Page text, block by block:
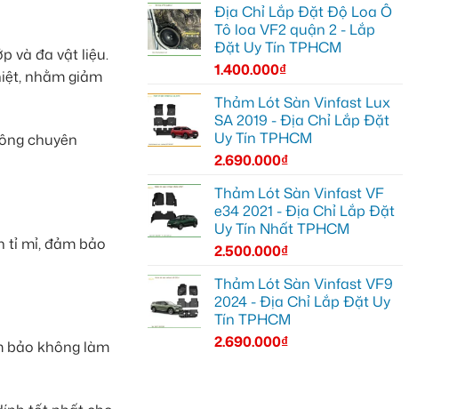
và đa vật liệu.
nhằm giảm
chuyên
tỉ mỉ, đảm bảo
bảo không làm
Địa Chỉ Lắp Đặt Độ Loa Ô
Tô loa VF2 quận 2 - Lắp
Đặt Uy Tín TPHCM
1.400.000₫
Thảm Lót Sàn Vinfast Lux
SA 2019 - Địa Chỉ Lắp Đặt
Uy Tín TPHCM
2.690.000₫
Thảm Lót Sàn Vinfast VF
e34 2021 - Địa Chỉ Lắp Đặt
Uy Tín Nhất TPHCM
2.500.000₫
Thảm Lót Sàn Vinfast VF9
2024 - Địa Chỉ Lắp Đặt Uy
Tín TPHCM
2.690.000₫